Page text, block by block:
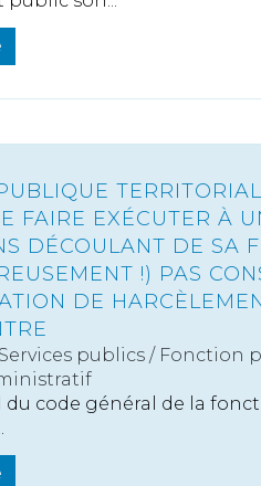
FAIRE EXÉCUTER À
DÉCOULANT DE SA
!) PAS
DE
Services publics / Fonction
1 du code général de la